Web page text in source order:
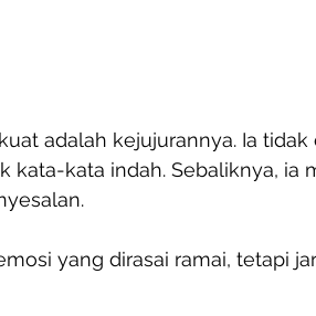
adalah kejujurannya. Ia tidak
kata-kata indah. Sebaliknya, ia
yang dirasai ramai, tetapi